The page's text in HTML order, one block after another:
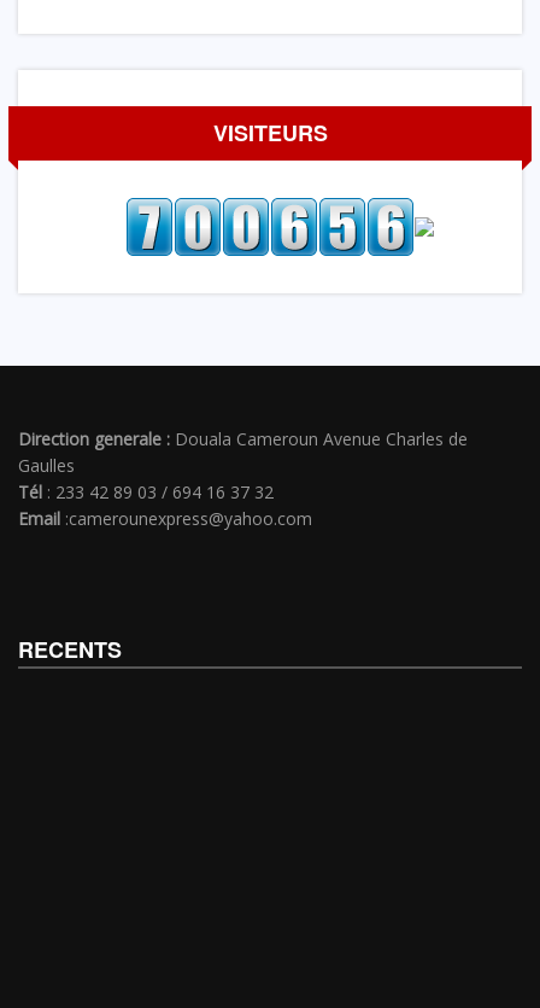
VISITEURS
Direction generale : Douala Cameroun Avenue Charles de
Gaulles
Tél : 233 42 89 03 / 694 16 37 32
Email :camerounexpress@yahoo.com
RECENTS